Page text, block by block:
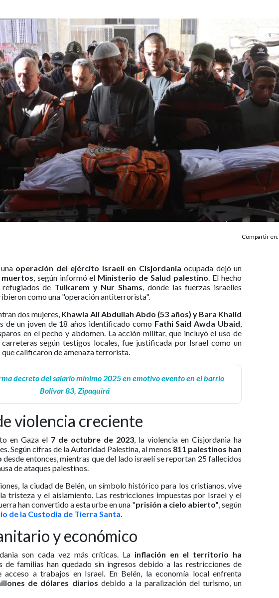
Compartir en:
operación del ejército israelí en Cisjordaniaocupada dejó un
, según informó el Ministerio de Salud palestino. El hecho
de Tulkarem y Nur Shams, donde las fuerzas israelíes
como una "operación antiterrorista".
dos mujeres, Khawla Ali Abdullah Abdo (53 años) y Bara Khalid
de un joven de 18 años identificado como Fathi Said Awda Ubaid,
en el pecho y abdomen. La acción militar, que incluyó el uso de
según testigos locales, fue justificada por Israel como un
calificaron de amenaza terrorista.
decreto del salario mínimo 2025 en emotivo evento en el barrio
Bolívar 83, Zipaquirá
violencia creciente
en Gaza el 7 de octubre de 2023, la violencia en Cisjordania ha
Según cifras de la Autoridad Palestina, al menos 811 palestinos han
desde entonces, mientras que del lado israelí se reportan 25 fallecidos
de ataques palestinos.
la ciudad de Belén, un símbolo histórico para los cristianos, vive
tristeza y el aislamiento. Las restricciones impuestas por Israel y el
han convertido a esta urbe en una "prisión a cielo abierto", según
de la Custodia de Tierra Santa.
y económico
son cada vez más críticas. La inflación en el territorio ha
de familias han quedado sin ingresos debido a las restricciones de
a trabajos en Israel. En Belén, la economía local enfrenta
de dólares diarios debido a la paralización del turismo, un